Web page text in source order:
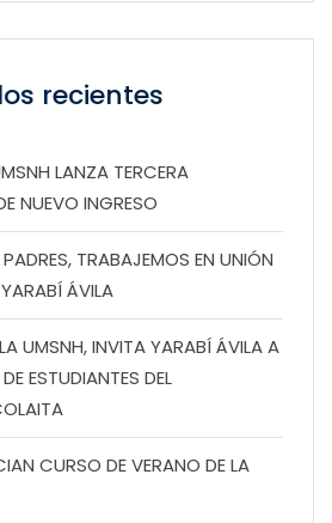
recientes
LANZA TERCERA
NUEVO INGRESO
TRABAJEMOS EN UNIÓN
ÁVILA
UMSNH, INVITA YARABÍ ÁVILA A
ESTUDIANTES DEL
CURSO DE VERANO DE LA